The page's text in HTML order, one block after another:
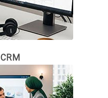
CRM هوشمند